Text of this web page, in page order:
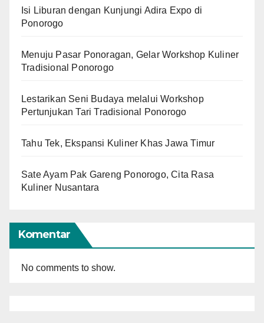
Isi Liburan dengan Kunjungi Adira Expo di
Ponorogo
Menuju Pasar Ponoragan, Gelar Workshop Kuliner
Tradisional Ponorogo
Lestarikan Seni Budaya melalui Workshop
Pertunjukan Tari Tradisional Ponorogo
Tahu Tek, Ekspansi Kuliner Khas Jawa Timur
Sate Ayam Pak Gareng Ponorogo, Cita Rasa
Kuliner Nusantara
Komentar
No comments to show.